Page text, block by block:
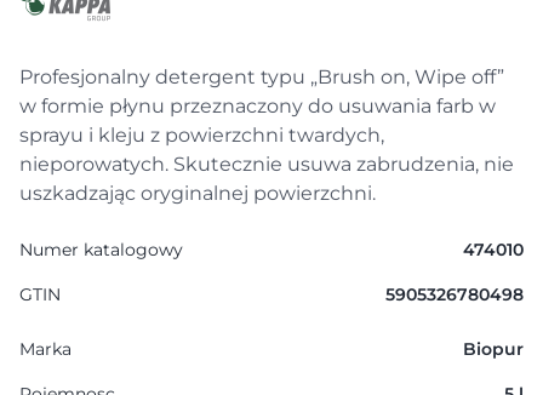
Profesjonalny detergent typu „Brush on, Wipe off”
w formie płynu przeznaczony do usuwania farb w
sprayu i kleju z powierzchni twardych,
nieporowatych. Skutecznie usuwa zabrudzenia, nie
uszkadzając oryginalnej powierzchni.
Numer katalogowy 474010
GTIN 5905326780498
Marka Biopur